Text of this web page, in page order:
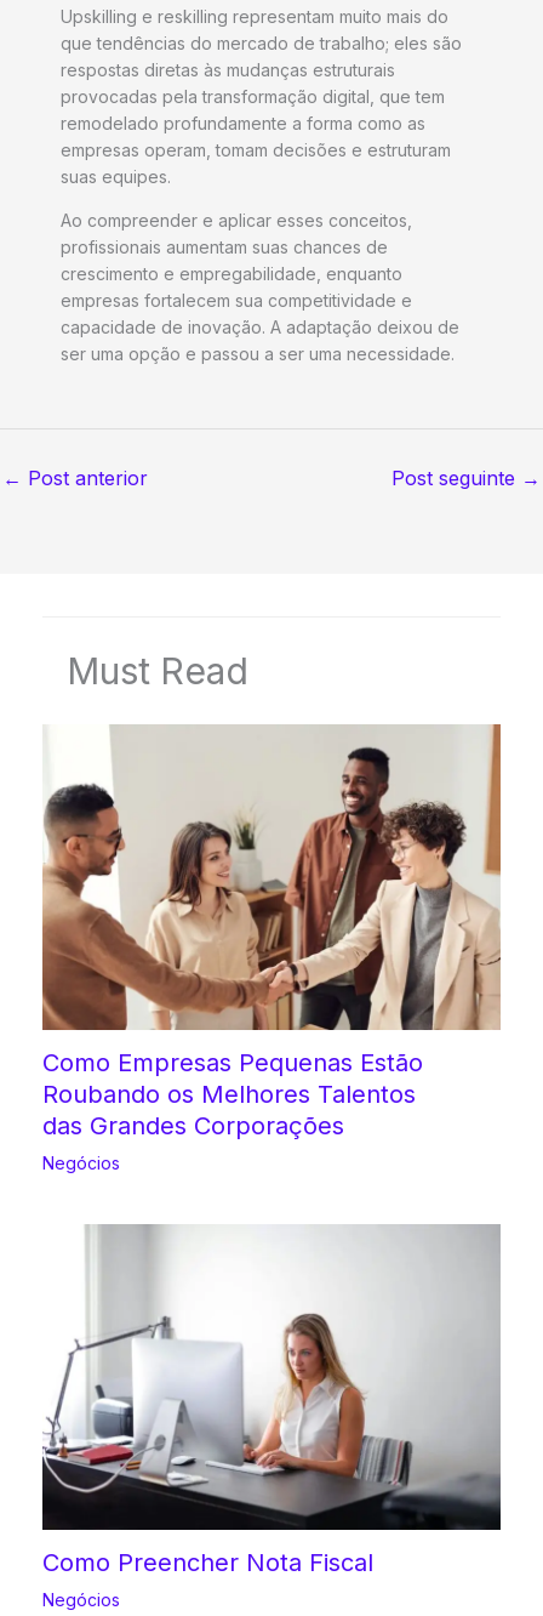
Upskilling e reskilling representam muito mais do
que tendências do mercado de trabalho; eles são
respostas diretas às mudanças estruturais
provocadas pela transformação digital, que tem
remodelado profundamente a forma como as
empresas operam, tomam decisões e estruturam
suas equipes.
Ao compreender e aplicar esses conceitos,
profissionais aumentam suas chances de
crescimento e empregabilidade, enquanto
empresas fortalecem sua competitividade e
capacidade de inovação. A adaptação deixou de
ser uma opção e passou a ser uma necessidade.
← Post anterior Post seguinte →
Must Read
Como Empresas Pequenas Estão
Roubando os Melhores Talentos
das Grandes Corporações
Negócios
Como Preencher Nota Fiscal
Negócios